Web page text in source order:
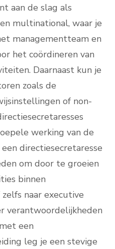
aan de slag als
multinational, waar je
managementteam en
het coördineren van
Daarnaast kun je
zoals de
of non-
werking van de
directiesecretaresse
om door te groeien
binnen
naar executive
verantwoordelijkheden
een
leg je een stevige